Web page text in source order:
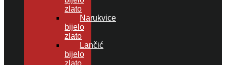
zlato
Narukvice
bijelo
zlato
Lančić
bijelo
zlato